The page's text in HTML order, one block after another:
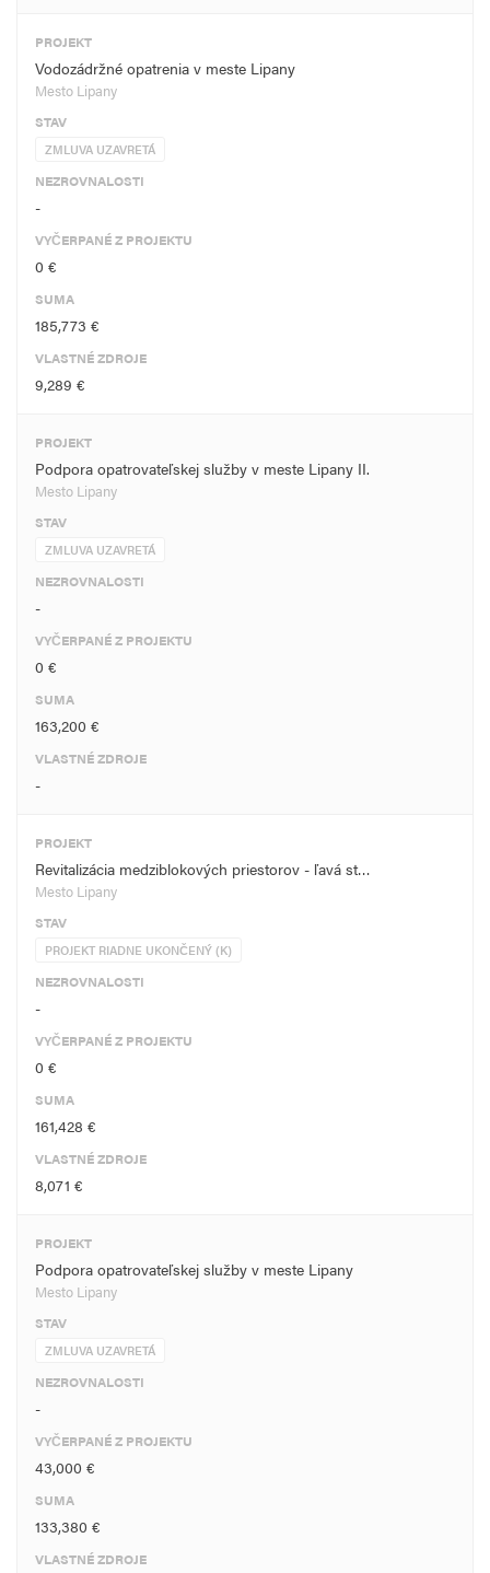
PROJEKT
Vodozádržné opatrenia v meste Lipany
Mesto Lipany
STAV
ZMLUVA UZAVRETÁ
NEZROVNALOSTI
-
VYČERPANÉ Z PROJEKTU
0 €
SUMA
185,773 €
VLASTNÉ ZDROJE
9,289 €
PROJEKT
Podpora opatrovateľskej služby v meste Lipany II.
Mesto Lipany
STAV
ZMLUVA UZAVRETÁ
NEZROVNALOSTI
-
VYČERPANÉ Z PROJEKTU
0 €
SUMA
163,200 €
VLASTNÉ ZDROJE
-
PROJEKT
Revitalizácia medziblokových priestorov - ľavá st…
Mesto Lipany
STAV
PROJEKT RIADNE UKONČENÝ (K)
NEZROVNALOSTI
-
VYČERPANÉ Z PROJEKTU
0 €
SUMA
161,428 €
VLASTNÉ ZDROJE
8,071 €
PROJEKT
Podpora opatrovateľskej služby v meste Lipany
Mesto Lipany
STAV
ZMLUVA UZAVRETÁ
NEZROVNALOSTI
-
VYČERPANÉ Z PROJEKTU
43,000 €
SUMA
133,380 €
VLASTNÉ ZDROJE